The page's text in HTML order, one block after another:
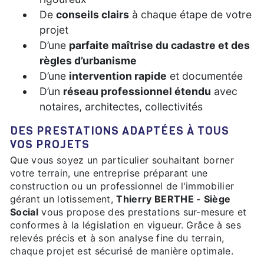
De conseils clairs à chaque étape de votre
projet
D’une parfaite maîtrise du cadastre et des
règles d’urbanisme
D’une intervention rapide et documentée
D’un réseau professionnel étendu avec
notaires, architectes, collectivités
DES PRESTATIONS ADAPTÉES À TOUS
VOS PROJETS
Que vous soyez un particulier souhaitant borner
votre terrain, une entreprise préparant une
construction ou un professionnel de l'immobilier
gérant un lotissement,Thierry BERTHE - Siège
Socialvous propose des prestations sur-mesure et
conformes à la législation en vigueur. Grâce à ses
relevés précis et à son analyse fine du terrain,
chaque projet est sécurisé de manière optimale.